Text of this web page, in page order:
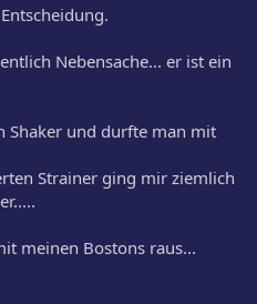
Nebensache... er ist ein
Shaker und durfte man mit
Strainer ging mir ziemlich
meinen Bostons raus...